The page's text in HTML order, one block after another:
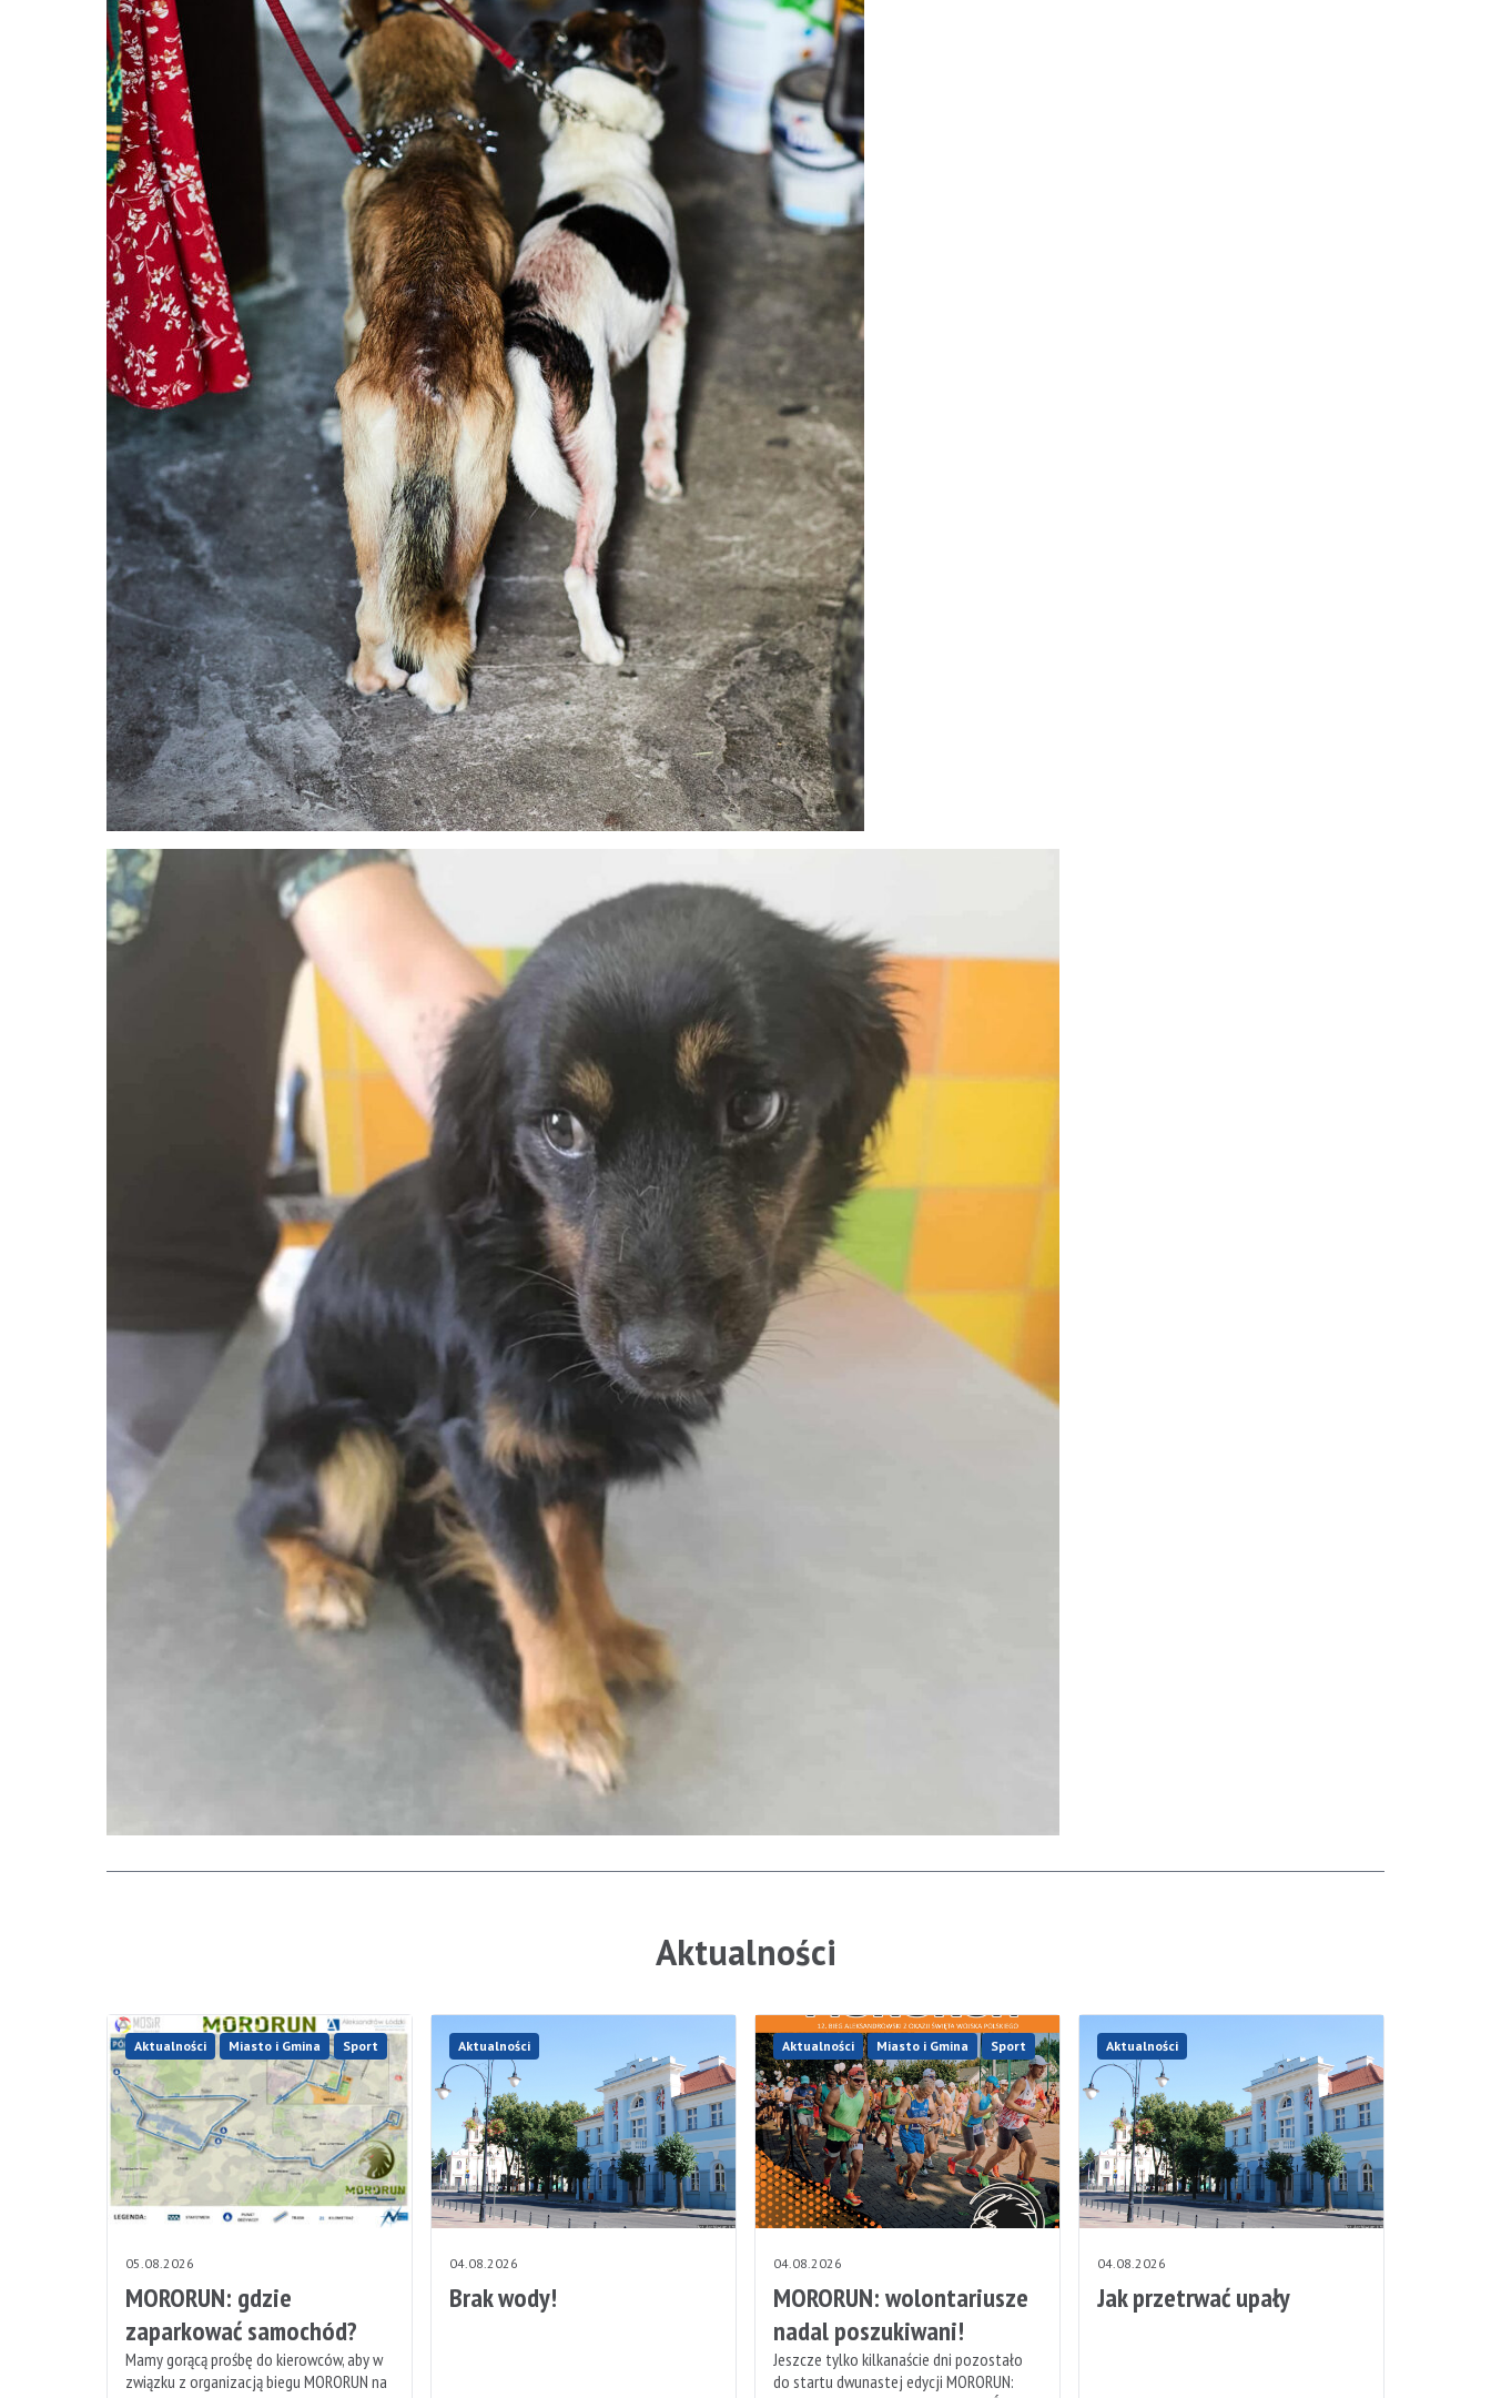
Aktualności
Aktualności Miasto i Gmina Sport
05.08.2026
MORORUN: gdzie
zaparkować samochód?
Mamy gorącą prośbę do kierowców, aby w
związku z organizacją biegu MORORUN na
Aktualności
04.08.2026
Brak wody!
Aktualności Miasto i Gmina Sport
04.08.2026
MORORUN: wolontariusze
nadal poszukiwani!
Jeszcze tylko kilkanaście dni pozostało
do startu dwunastej edycji MORORUN:
Aktualności
04.08.2026
Jak przetrwać upały